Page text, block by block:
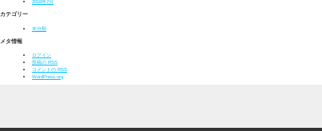
2016年7月
カテゴリー
未分類
メタ情報
ログイン
投稿の RSS
コメントの RSS
WordPress.org